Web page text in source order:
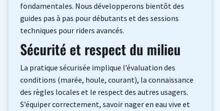
fondamentales. Nous développerons bientôt des
guides pas à pas pour débutants et des sessions
techniques pour riders avancés.
Sécurité et respect du milieu
La pratique sécurisée implique l’évaluation des
conditions (marée, houle, courant), la connaissance
des règles locales et le respect des autres usagers.
S’équiper correctement, savoir nager en eau vive et